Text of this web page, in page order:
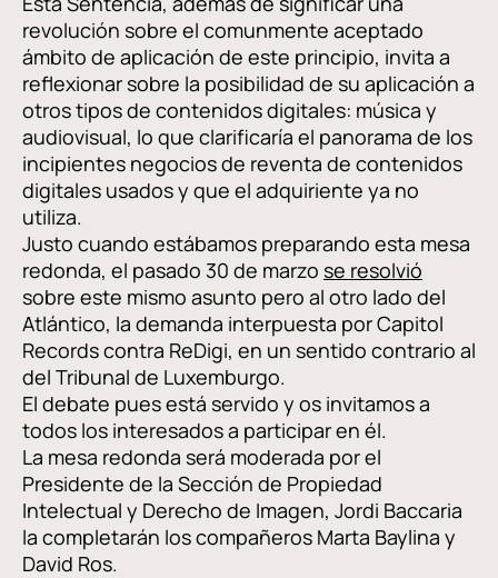
revolución sobre el comunmente aceptado
ámbito de aplicación de este principio, invita a
reflexionar sobre la posibilidad de su aplicación a
otros tipos de contenidos digitales: música y
audiovisual, lo que clarificaría el panorama de los
incipientes negocios de reventa de contenidos
digitales usados y que el adquiriente ya no
utiliza.
Justo cuando estábamos preparando esta mesa
redonda, el pasado 30 de marzo se resolvió
sobre este mismo asunto pero al otro lado del
Atlántico, la demanda interpuesta por Capitol
Records contra ReDigi, en un sentido contrario al
del Tribunal de Luxemburgo.
El debate pues está servido y os invitamos a
todos los interesados a participar en él.
La mesa redonda será moderada por el
Presidente de la Sección de Propiedad
Intelectual y Derecho de Imagen, Jordi Baccaria
la completarán los compañeros Marta Baylina y
David Ros.